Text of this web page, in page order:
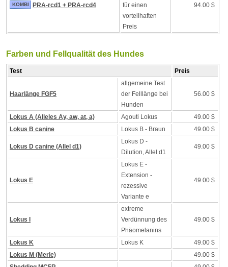
KOMBI PRA-rcd1 + PRA-rcd4
für einen
vorteilhaften
Preis
94.00 $
Farben und Fellqualität des Hundes
Test Preis
Haarlänge FGF5
allgemeine Test
der Felllänge bei
Hunden
56.00 $
Lokus A (Alleles Ay, aw, at, a) Agouti Lokus
49.00 $
Lokus B canine
Lokus B - Braun 49.00 $
Lokus D canine (Allel d1)
Lokus D -
Dilution, Allel d1
49.00 $
Lokus E
Lokus E -
Extension -
rezessive
Variante e
49.00 $
Lokus I
extreme
Verdünnung des
Phäomelanins
49.00 $
Lokus K Lokus K
49.00 $
Lokus M (Merle)
49.00 $